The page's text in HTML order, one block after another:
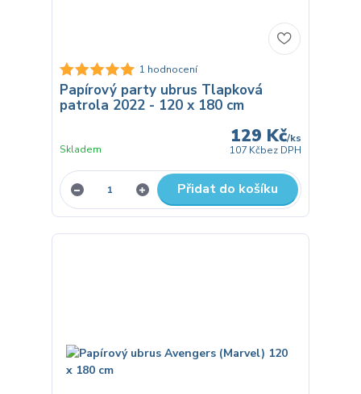
1 hodnocení
Papírový party ubrus Tlapková
patrola 2022 - 120 x 180 cm
129 Kč/ks
107 Kčbez DPH
Skladem
Přidat do košíku